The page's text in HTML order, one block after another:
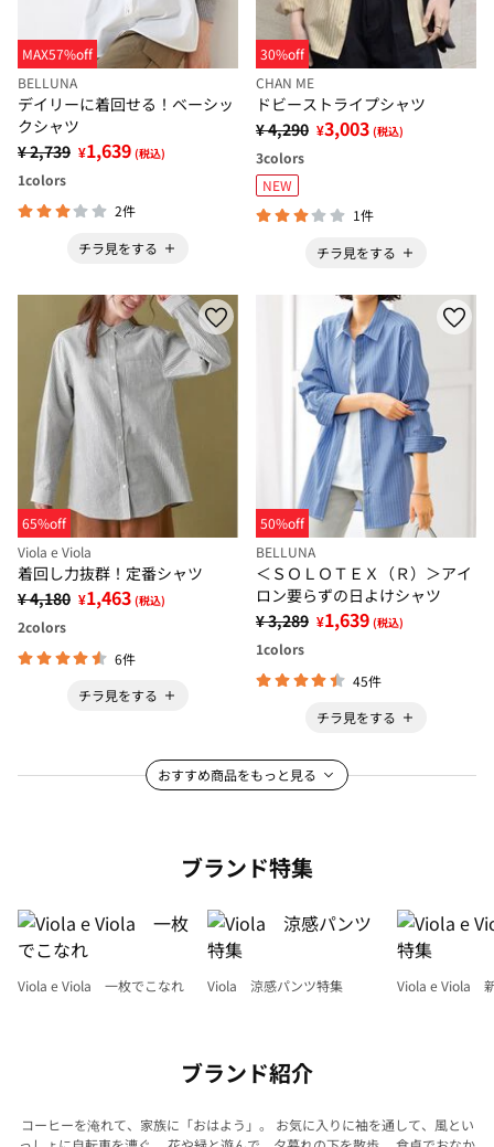
MAX57%off
BELLUNA
デイリーに着回せる！ベーシッ
クシャツ
¥ 2,739 ¥1,639 (税込)
1colors
2件
チラ見をする
30%off
CHAN ME
ドビーストライプシャツ
¥ 4,290 ¥3,003 (税込)
3colors
NEW
1件
チラ見をする
65%off
Viola e Viola
着回し力抜群！定番シャツ
¥ 4,180 ¥1,463 (税込)
2colors
6件
チラ見をする
50%off
BELLUNA
＜ＳＯＬＯＴＥＸ（Ｒ）＞アイ
ロン要らずの日よけシャツ
¥ 3,289 ¥1,639 (税込)
1colors
45件
チラ見をする
おすすめ商品をもっと見る
ブランド特集
Viola e Viola 一枚でこなれ Viola 涼感パンツ特集 Viola e Viola
ブランド紹介
コーヒーを淹れて、家族に「おはよう」。 お気に入りに袖を通して、風とい